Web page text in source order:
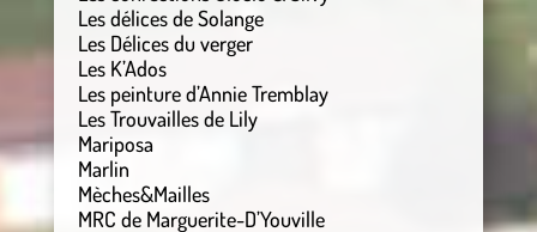
Les délices de Solange
Les Délices du verger
Les K’Ados
Les peinture d’Annie Tremblay
Les Trouvailles de Lily
Mariposa
Marlin
Mèches&Mailles
MRC de Marguerite-D’Youville